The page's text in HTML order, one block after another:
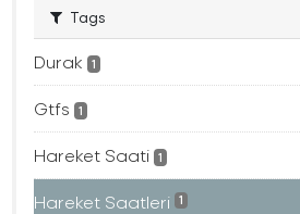
Tags
Durak 1
Gtfs 1
Hareket Saati 1
Hareket Saatleri 1